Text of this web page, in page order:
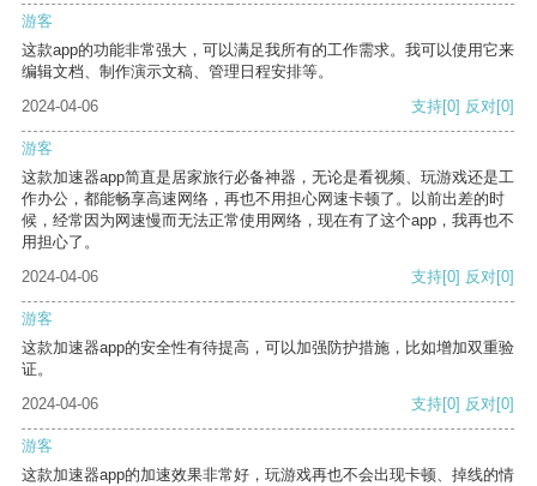
游客
这款app的功能非常强大，可以满足我所有的工作需求。我可以使用它来
编辑文档、制作演示文稿、管理日程安排等。
2024-04-06
支持[0] 反对[0]
游客
这款加速器app简直是居家旅行必备神器，无论是看视频、玩游戏还是工
作办公，都能畅享高速网络，再也不用担心网速卡顿了。以前出差的时
候，经常因为网速慢而无法正常使用网络，现在有了这个app，我再也不
用担心了。
2024-04-06
支持[0] 反对[0]
游客
这款加速器app的安全性有待提高，可以加强防护措施，比如增加双重验
证。
2024-04-06
支持[0] 反对[0]
游客
这款加速器app的加速效果非常好，玩游戏再也不会出现卡顿、掉线的情